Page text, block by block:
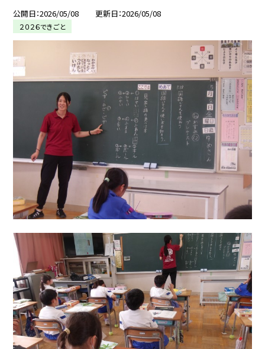
公開日 2026/05/08 更新日 2026/05/08
２０２６できごと